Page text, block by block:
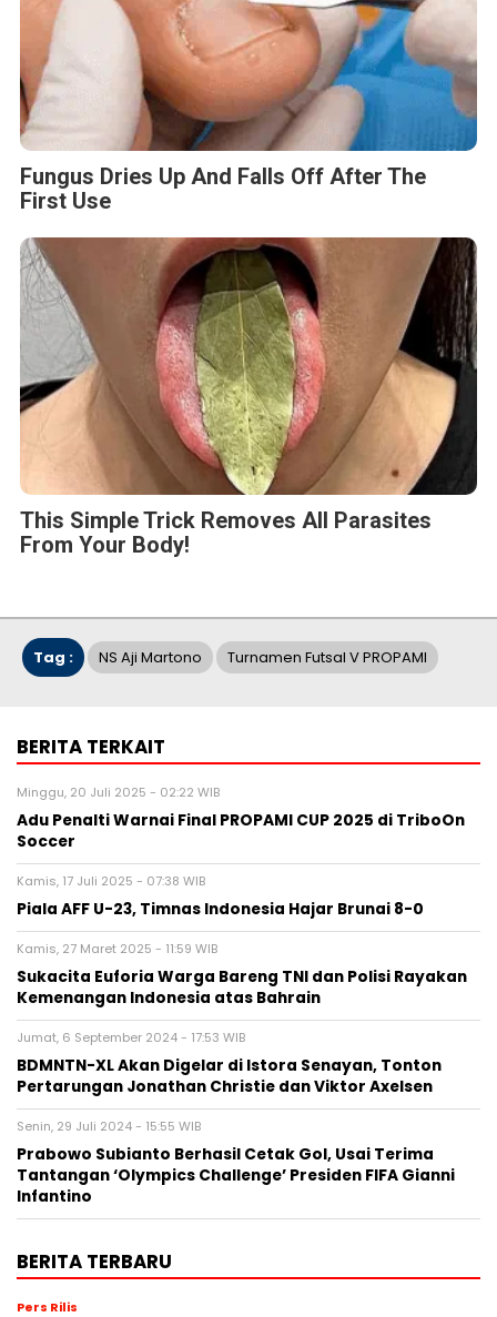
Fungus Dries Up And Falls Off After The
First Use
This Simple Trick Removes All Parasites
From Your Body!
Tag : NS Aji Martono Turnamen Futsal V PROPAMI
BERITA TERKAIT
Minggu, 20 Juli 2025 - 02:22 WIB
Adu Penalti Warnai Final PROPAMI CUP 2025 di TriboOn
Soccer
Kamis, 17 Juli 2025 - 07:38 WIB
Piala AFF U-23, Timnas Indonesia Hajar Brunai 8-0
Kamis, 27 Maret 2025 - 11:59 WIB
Sukacita Euforia Warga Bareng TNI dan Polisi Rayakan
Kemenangan Indonesia atas Bahrain
Jumat, 6 September 2024 - 17:53 WIB
BDMNTN-XL Akan Digelar di Istora Senayan, Tonton
Pertarungan Jonathan Christie dan Viktor Axelsen
Senin, 29 Juli 2024 - 15:55 WIB
Prabowo Subianto Berhasil Cetak Gol, Usai Terima
Tantangan ‘Olympics Challenge’ Presiden FIFA Gianni
Infantino
BERITA TERBARU
Pers Rilis